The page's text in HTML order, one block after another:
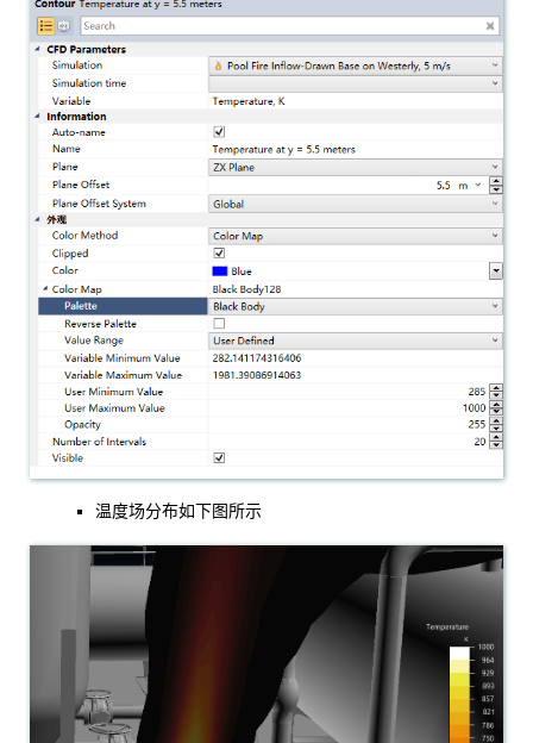
温度场分布如下图所示